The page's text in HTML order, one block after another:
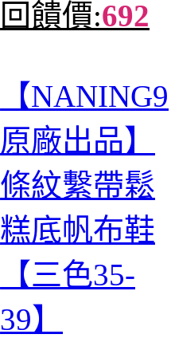
回饋價:692
【NANING9
原廠出品】
條紋繫帶鬆
糕底帆布鞋
【三色35-
39】